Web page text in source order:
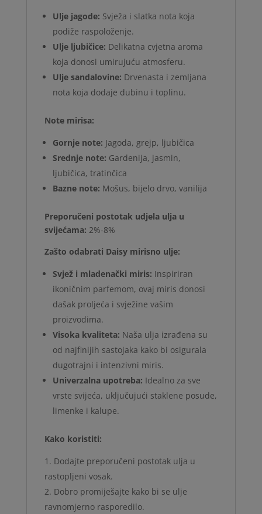
Ulje jagode: Svježa i slatka nota koja
podiže raspoloženje.
Ulje ljubičice: Delikatna cvjetna aroma
koja donosi umirujuću atmosferu.
Ulje sandalovine: Drvenasta i zemljana
nota koja dodaje dubinu i toplinu.
Note mirisa:
Gornje note: Jagoda, grejp, ljubičica
Srednje note: Gardenija, jasmin,
ljubičica, tratinčica
Bazne note: Mošus, bijelo drvo, vanilija
Preporučeni postotak udjela ulja u
svijećama: 2%-8%
Zašto odabrati Daisy mirisno ulje:
Svjež i mladenački miris: Inspiriran
ikoničnim parfemom, ovaj miris donosi
dašak proljeća i svježine vašim
proizvodima.
Visoka kvaliteta: Naša ulja izrađena su
od najfinijih sastojaka kako bi osigurala
dugotrajni i intenzivni miris.
Univerzalna upotreba: Idealno za sve
vrste svijeća, uključujući staklene posude,
limenke i kalupe.
Kako koristiti:
Dodajte preporučeni postotak ulja u
rastopljeni vosak.
Dobro promiješajte kako bi se ulje
ravnomjerno rasporedilo.